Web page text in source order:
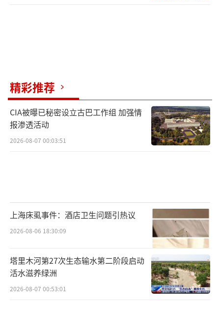
精彩推荐
CIA被曝已秘密设立古巴工作组 加强情
报渗透活动
2026-08-07 00:03:51
上海床虱事件：酒店卫生问题引热议
2026-08-06 18:30:09
塔里木河第27次生态输水第二阶段启动
活水滋养绿洲
2026-08-07 00:53:01